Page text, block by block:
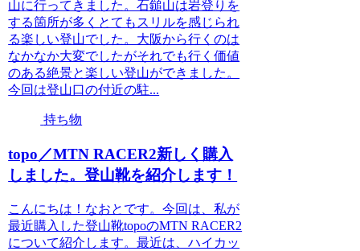
山に行ってきました。石鎚山は岩登りを
する箇所が多くとてもスリルを感じられ
る楽しい登山でした。大阪から行くのは
なかなか大変でしたがそれでも行く価値
のある絶景と楽しい登山ができました。
今回は登山口の付近の駐...
持ち物
topo／MTN RACER2新しく購入
しました。登山靴を紹介します！
こんにちは！なおとです。今回は、私が
最近購入した登山靴topoのMTN RACER2
について紹介します。最近は、ハイカッ